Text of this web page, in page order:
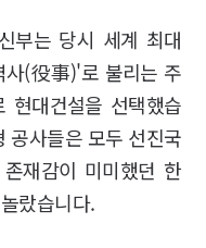
부는 당시 세계 최대
사(役事)'로 불리는 주
현대건설을 선택했습
공사들은 모두 선진국
재감이 미미했던 한
랐습니다.